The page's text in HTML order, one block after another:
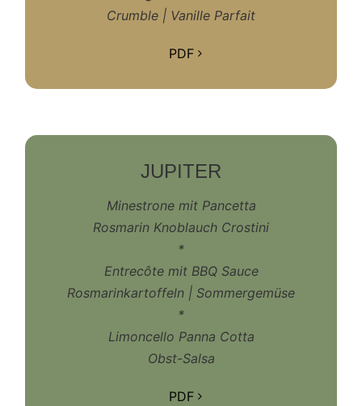
Crumble | Vanille Parfait
PDF
JUPITER
Minestrone mit Pancetta
Rosmarin Knoblauch Crostini
*
Entrecôte mit BBQ Sauce
Rosmarinkartoffeln | Sommergemüse
*
Limoncello Panna Cotta
Obst-Salsa
PDF